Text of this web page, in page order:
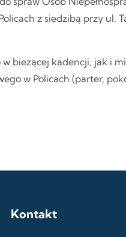
z siedzibą przy ul.
w bieżącej kadencji, jak i
w Policach (parter,
Kontakt